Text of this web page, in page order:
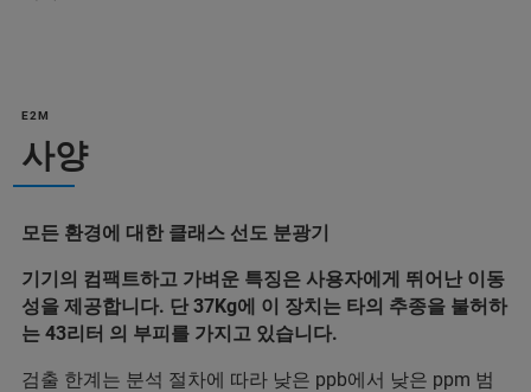
E2M
사양
모든 환경에 대한 클래스 선도 분광기
기기의 컴팩트하고 가벼운 특징은 사용자에게 뛰어난 이동
성을 제공합니다. 단 37Kg에 이 장치는 타의 추종을 불허하
는 43리터 의 부피를 가지고 있습니다.
검출 한계는 분석 절차에 따라 낮은 ppb에서 낮은 ppm 범